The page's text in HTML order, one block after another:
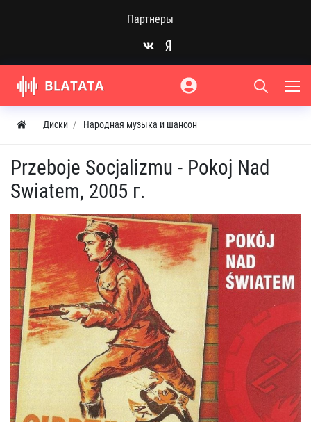
Партнеры
Диски Народная музыка и шансон
Przeboje Socjalizmu - Pokoj Nad
Swiatem, 2005 г.